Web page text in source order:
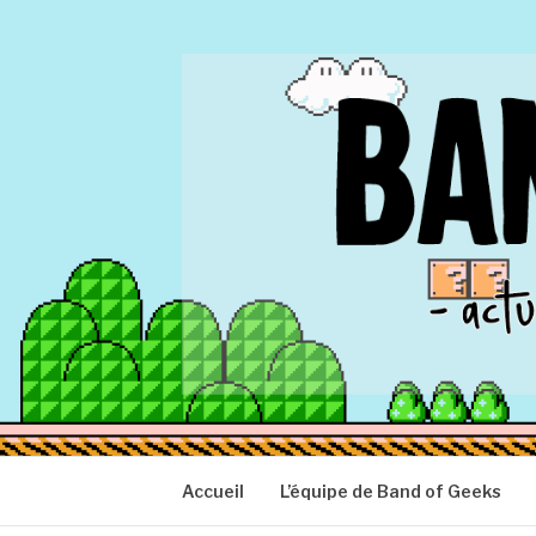
BAND OF
Actu Geek d'hier et d'aujourd'hui
Accueil L’équipe de Band of Geeks